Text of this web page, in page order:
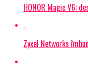
HONOR Magic V6:
Zyxel Networks